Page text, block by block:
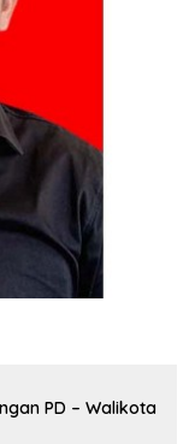
PD – Walikota